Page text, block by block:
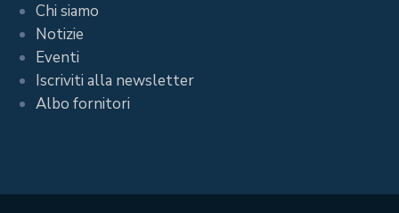
Chi siamo
Notizie
Eventi
Iscriviti alla newsletter
Albo fornitori